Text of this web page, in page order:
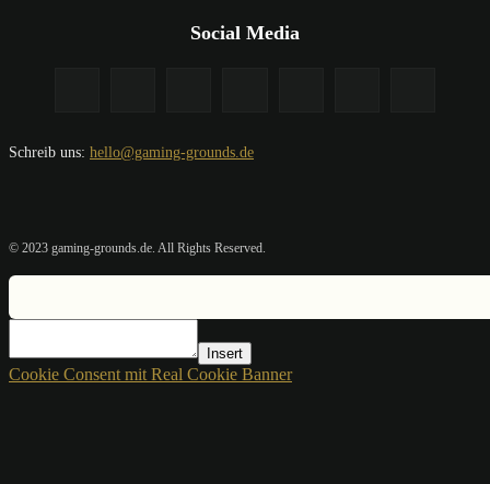
Social Media
Schreib uns: hello@gaming-grounds.de
© 2023 gaming-grounds.de. All Rights Reserved.
Insert
Cookie Consent mit Real Cookie Banner